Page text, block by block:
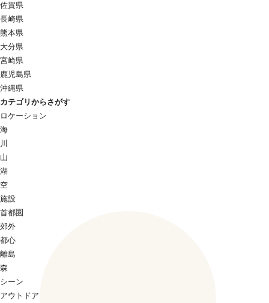
佐賀県
長崎県
熊本県
大分県
宮崎県
鹿児島県
沖縄県
カテゴリからさがす
ロケーション
海
川
山
湖
空
施設
首都圏
郊外
都心
離島
森
シーン
アウトドア